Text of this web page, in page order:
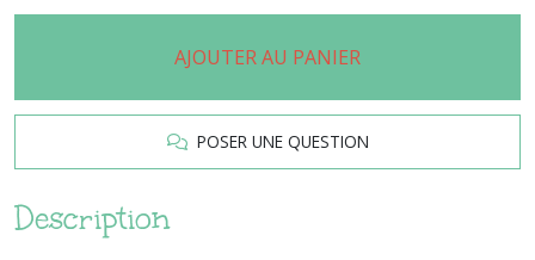
AJOUTER AU PANIER
POSER UNE QUESTION
Description